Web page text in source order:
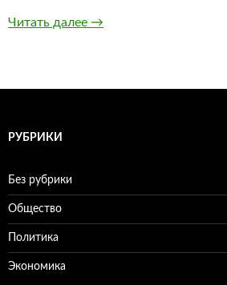
Читать далее Пассажирские
→
РУБРИКИ
Без рубрики
Общество
Политика
Экономика